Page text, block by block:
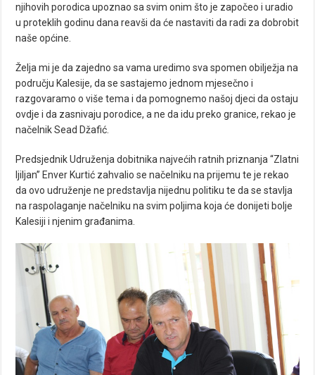
njihovih porodica upoznao sa svim onim što je započeo i uradio
u proteklih godinu dana reavši da će nastaviti da radi za dobrobit
naše općine.
Želja mi je da zajedno sa vama uredimo sva spomen obilježja na
području Kalesije, da se sastajemo jednom mjesečno i
razgovaramo o više tema i da pomognemo našoj djeci da ostaju
ovdje i da zasnivaju porodice, a ne da idu preko granice, rekao je
načelnik Sead Džafić.
Predsjednik Udruženja dobitnika najvećih ratnih priznanja “Zlatni
ljiljan” Enver Kurtić zahvalio se načelniku na prijemu te je rekao
da ovo udruženje ne predstavlja nijednu politiku te da se stavlja
na raspolaganje načelniku na svim poljima koja će donijeti bolje
Kalesiji i njenim građanima.